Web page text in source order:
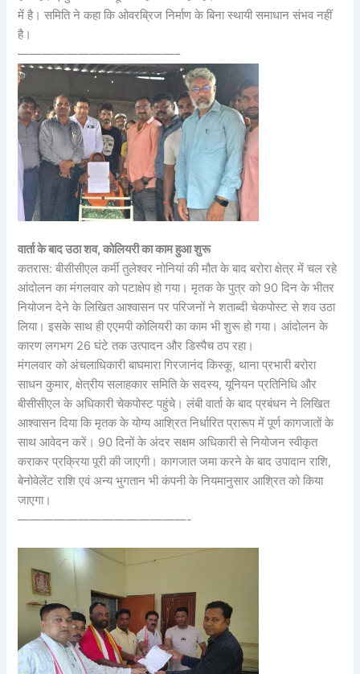
में है। समिति ने कहा कि ओवरब्रिज निर्माण के बिना स्थायी समाधान संभव नहीं
है।
—————————————–
वार्ता के बाद उठा शव, कोलियरी का काम हुआ शुरू
कतरास: बीसीसीएल कर्मी तुलेश्वर नोनियां की मौत के बाद बरोरा क्षेत्र में चल रहे
आंदोलन का मंगलवार को पटाक्षेप हो गया। मृतक के पुत्र को 90 दिन के भीतर
नियोजन देने के लिखित आश्वासन पर परिजनों ने शताब्दी चेकपोस्ट से शव उठा
लिया। इसके साथ ही एएमपी कोलियरी का काम भी शुरू हो गया। आंदोलन के
कारण लगभग 26 घंटे तक उत्पादन और डिस्पैच ठप रहा।
मंगलवार को अंचलाधिकारी बाघमारा गिरजानंद किस्कू, थाना प्रभारी बरोरा
साधन कुमार, क्षेत्रीय सलाहकार समिति के सदस्य, यूनियन प्रतिनिधि और
बीसीसीएल के अधिकारी चेकपोस्ट पहुंचे। लंबी वार्ता के बाद प्रबंधन ने लिखित
आश्वासन दिया कि मृतक के योग्य आश्रित निर्धारित प्रारूप में पूर्ण कागजातों के
साथ आवेदन करें। 90 दिनों के अंदर सक्षम अधिकारी से नियोजन स्वीकृत
कराकर प्रक्रिया पूरी की जाएगी। कागजात जमा करने के बाद उपादान राशि,
बेनोवेलेंट राशि एवं अन्य भुगतान भी कंपनी के नियमानुसार आश्रित को किया
जाएगा।
——————————————-